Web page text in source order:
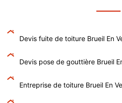
Devis fuite de toiture Brueil En
Devis pose de gouttière Brueil
Entreprise de toiture Brueil En